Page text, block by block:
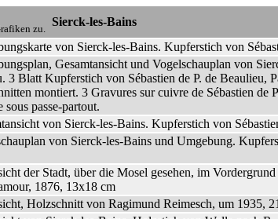
zu.
Sierck-les-Bains
von Sierck-les-Bains. Kupferstich von
Gesamtansicht und Vogelschauplan von
3 Blatt Kupferstich von Sébastien de P. de Beaulieu,
montiert. 3 Gravures sur cuivre de Sébastien de
sous passe-partout.
von Sierck-les-Bains. Kupferstich von
von Sierck-les-Bains und Umgebung.
der Stadt, über die Mosel gesehen, im
1876, 13x18 cm
Holzschnitt von Ragimund Reimesch, um 1935,